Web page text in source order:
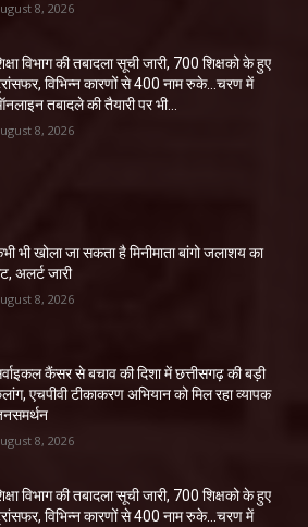
8, 2026
विभाग की तबादला सूची जारी, 700 शिक्षको के हुए
विभिन्न कारणों से 400 नाम रुके…चरण में
तबादले की तैयारी पर भी...
8, 2026
भी खोला जा सकता है मिनीमाता बांगो जलाशय का
अलर्ट जारी
8, 2026
कैंसर से बचाव की दिशा में छत्तीसगढ़ की बड़ी
एचपीवी टीकाकरण अभियान को मिल रहा व्यापक
8, 2026
विभाग की तबादला सूची जारी, 700 शिक्षको के हुए
विभिन्न कारणों से 400 नाम रुके…चरण में